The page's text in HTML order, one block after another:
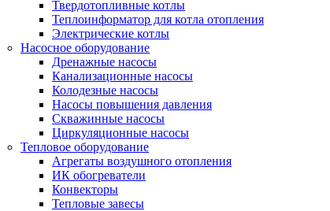
Твердотопливные котлы
Теплоинформатор для котла отопления
Электрические котлы
Насосное оборудование
Дренажные насосы
Канализационные насосы
Колодезные насосы
Насосы повышения давления
Скважинные насосы
Циркуляционные насосы
Тепловое оборудование
Агрегаты воздушного отопления
ИК обогреватели
Конвекторы
Тепловые завесы